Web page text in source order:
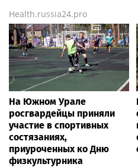
Health.russia24.pro
На Южном Урале
росгвардейцы приняли
участие в спортивных
состязаниях,
приуроченных ко Дню
физкультурника